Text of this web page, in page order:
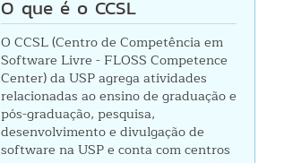
O que é o CCSL
O CCSL (Centro de Competência em
Software Livre - FLOSS Competence
Center) da USP agrega atividades
relacionadas ao ensino de graduação e
pós-graduação, pesquisa,
desenvolvimento e divulgação de
software na USP e conta com centros